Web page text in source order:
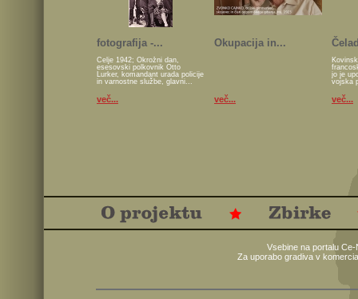
fotografija -...
Celje 1942; Okrožni dan,
esesovski polkovnik Otto
Lurker, komandant urada policije
in varnostne službe, glavni...
več...
Okupacija in...
več...
jo je
vojska
več...
Vsebine na portalu
Za uporabo gradiva v